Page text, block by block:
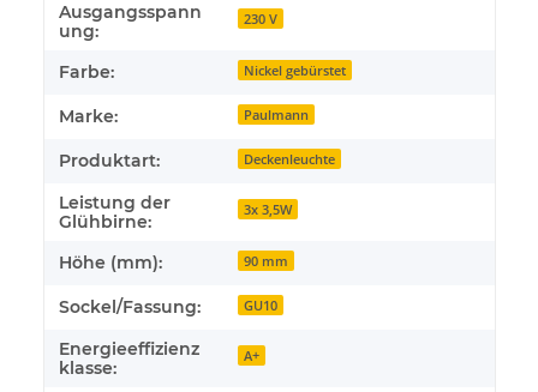
Produkteigenschaft
Wert
Ausgangsspann
ung:
230 V
Farbe: Nickel gebürstet
Marke: Paulmann
Produktart: Deckenleuchte
Leistung der
Glühbirne:
3x 3,5W
Höhe (mm): 90 mm
Sockel/Fassung: GU10
Energieeffizienz
klasse:
A+